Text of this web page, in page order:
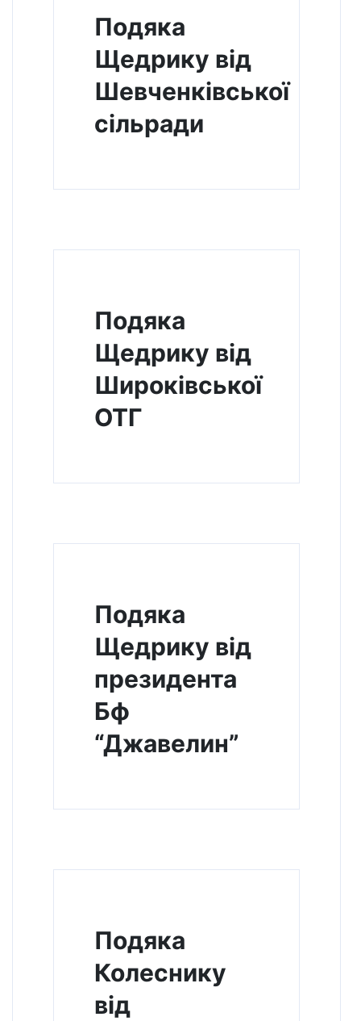
Подяка
Щедрику від
Шевченківської
сільради
Подяка
Щедрику від
Широківської
ОТГ
Подяка
Щедрику від
президента
Бф
“Джавелин”
Подяка
Колеснику
від